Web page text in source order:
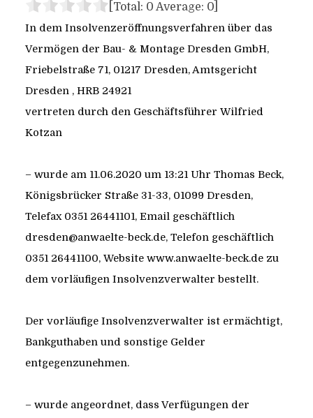
[Total: 0 Average: 0]
In dem Insolvenzeröffnungsverfahren über das
Vermögen der Bau- & Montage Dresden GmbH,
Friebelstraße 71, 01217 Dresden, Amtsgericht
Dresden , HRB 24921
vertreten durch den Geschäftsführer Wilfried
Kotzan
– wurde am 11.06.2020 um 13:21 Uhr Thomas Beck,
Königsbrücker Straße 31-33, 01099 Dresden,
Telefax 0351 26441101, Email geschäftlich
dresden@anwaelte-beck.de, Telefon geschäftlich
0351 26441100, Website www.anwaelte-beck.de zu
dem vorläufigen Insolvenzverwalter bestellt.
Der vorläufige Insolvenzverwalter ist ermächtigt,
Bankguthaben und sonstige Gelder
entgegenzunehmen.
– wurde angeordnet, dass Verfügungen der